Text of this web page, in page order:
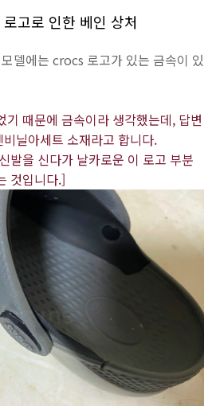
고로 인한 베인 상처
델에는 crocs 로고가 있는 금속이 있
때문에 금속이라 생각했는데, 답변
닐아세트 소재라고 합니다.
발을 신다가 날카로운 이 로고 부분
것입니다.]